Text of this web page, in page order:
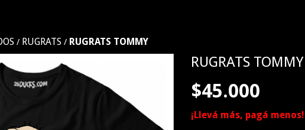
/ RUGRATS / RUGRATS TOMMY
RUGRATS TOMMY
$45.000
¡Llevá más, pagá menos!